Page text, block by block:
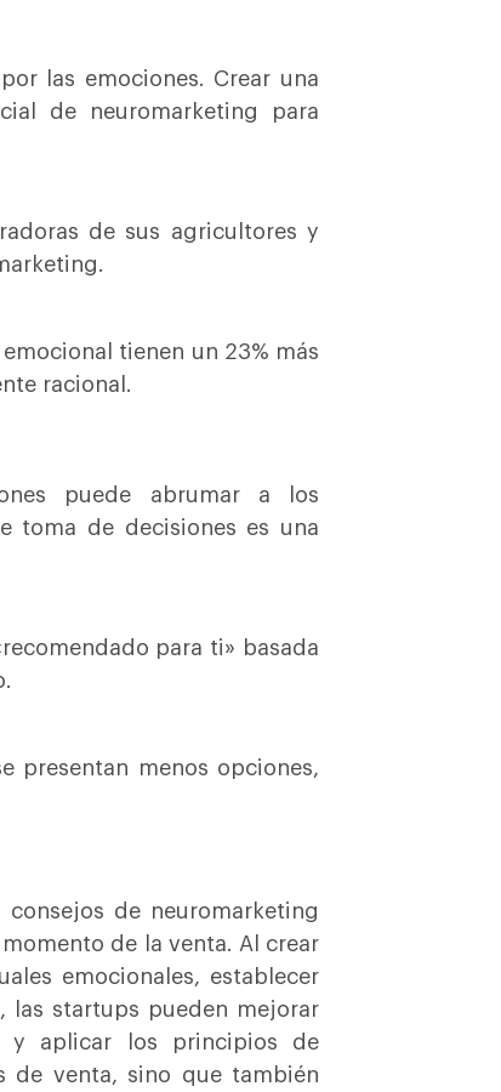
las emociones. Crear una
de neuromarketing para
de sus agricultores y
tienen un 23% más
racional.
puede abrumar a los
toma de decisiones es una
para ti» basada
presentan menos opciones,
de neuromarketing
de la venta. Al crear
emocionales, establecer
las startups pueden mejorar
y aplicar los principios de
de venta, sino que también